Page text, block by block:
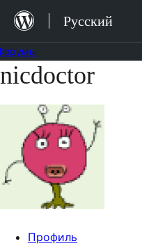
Перейти
содержимому
Русский
Перейти
содержимому
nicdoctor
Профиль